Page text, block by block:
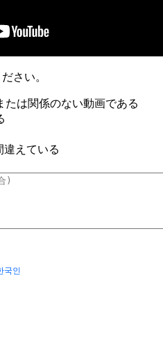
さい。
たは関係のない動画である
違えている
국인